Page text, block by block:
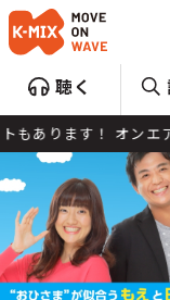
聴く
ます！ オン